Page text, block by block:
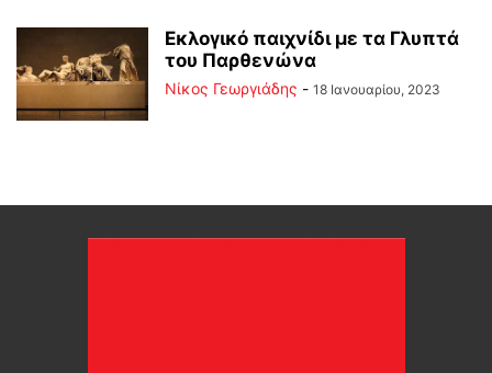
Εκλογικό παιχνίδι με τα Γλυπτά
του Παρθενώνα
Νίκος Γεωργιάδης - 18 Ιανουαρίου, 2023